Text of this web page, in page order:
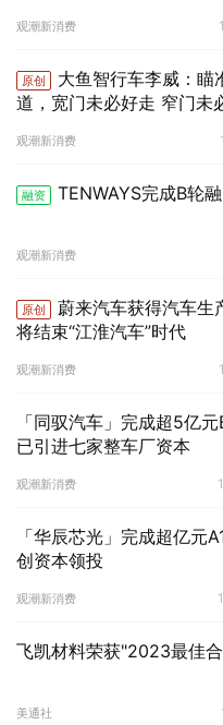
观潮新消费
原创
大鱼智行车李威：瞄
道，宽门未必好走 窄门未
观潮新消费
融资 TENWAYS完成B轮
观潮新消费
原创
蔚来汽车获得汽车生
将结束“江淮汽车”时代
观潮新消费
「同驭汽车」完成超5亿元
已引进七家整车厂资本
观潮新消费
「华辰芯光」完成超亿元
创资本领投
观潮新消费
飞凯材料荣获"2023最佳
美通社